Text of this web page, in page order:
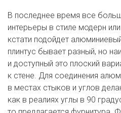
В последнее время все
интерьеры в стиле модерн
кстати подойдет
плинтус бывает разный, но
и доступный это плоский
к стене. Для соединения
в местах стыков и углов
как в реалиях углы в 90